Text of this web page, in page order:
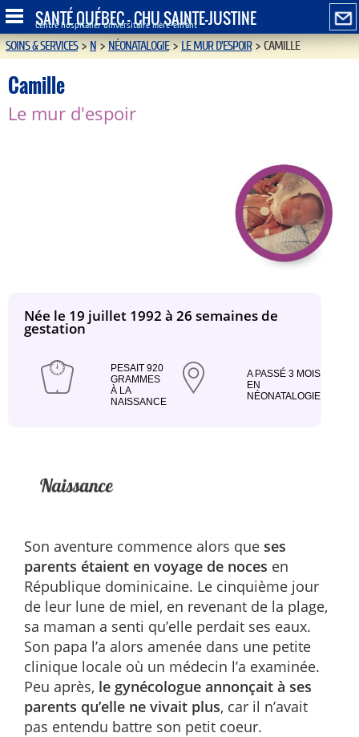
SANTÉ QUÉBEC - CHU SAINTE-JUSTINE
Centre hospitalier universitaire mère-enfant
SOINS & SERVICES>N>NÉONATALOGIE>LE MUR D'ESPOIR>CAMILLE
Camille
Le mur d'espoir
Née le 19 juillet 1992 à 26 semaines de
gestation
PESAIT 920
GRAMMES
À LA
NAISSANCE
A PASSÉ 3 MOIS
EN
NÉONATALOGIE
Son aventure commence alors que ses
parents étaient en voyage de noces en
République dominicaine. Le cinquième jour
de leur lune de miel, en revenant de la plage,
sa maman a senti qu’elle perdait ses eaux.
Son papa l’a alors amenée dans une petite
clinique locale où un médecin l’a examinée.
Peu après, le gynécologue annonçait à ses
parents qu’elle ne vivait plus, car il n’avait
pas entendu battre son petit coeur.